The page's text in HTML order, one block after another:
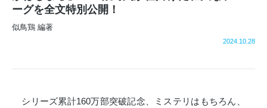
ーグを全文特別公開！
似鳥鶏 編著
2024.10.28
シリーズ累計160万部突破記念、ミステリはもちろん、